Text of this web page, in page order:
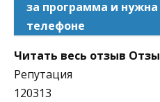
за программа и нужна
телефоне
Читать весь отзыв
Репутация
120313